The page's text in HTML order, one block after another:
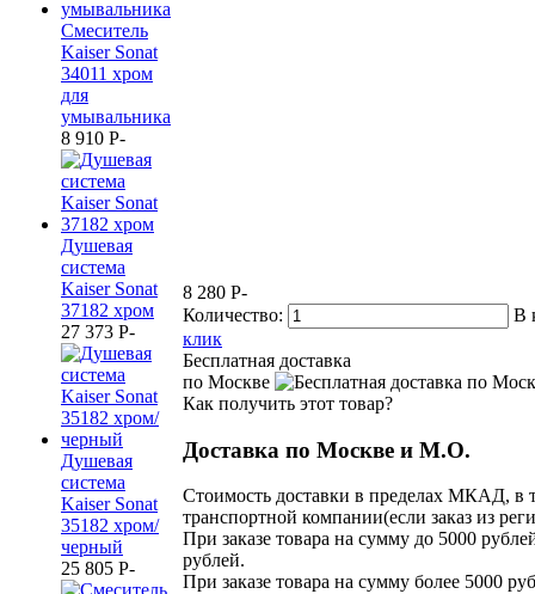
Смеситель
Kaiser Sonat
34011 хром
для
умывальника
8 910 P-
Душевая
система
Kaiser Sonat
37182 хром
27 373 P-
Душевая
система
Kaiser Sonat
35182 хром/
черный
25 805 P-
8 280 P-
Количество:
В
клик
Бесплатная доставка
по Москве
Как получить этот товар?
Доставка по Москве и М.О.
Стоимость доставки в пределах МКАД, в
транспортной компании(если заказ из
При заказе товара на сумму до 5000
рублей.
При заказе товара на сумму более 5000